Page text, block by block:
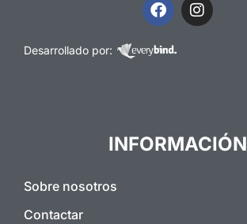
Desarrollado por:
INFORMACIÓN
Sobre nosotros
Contactar